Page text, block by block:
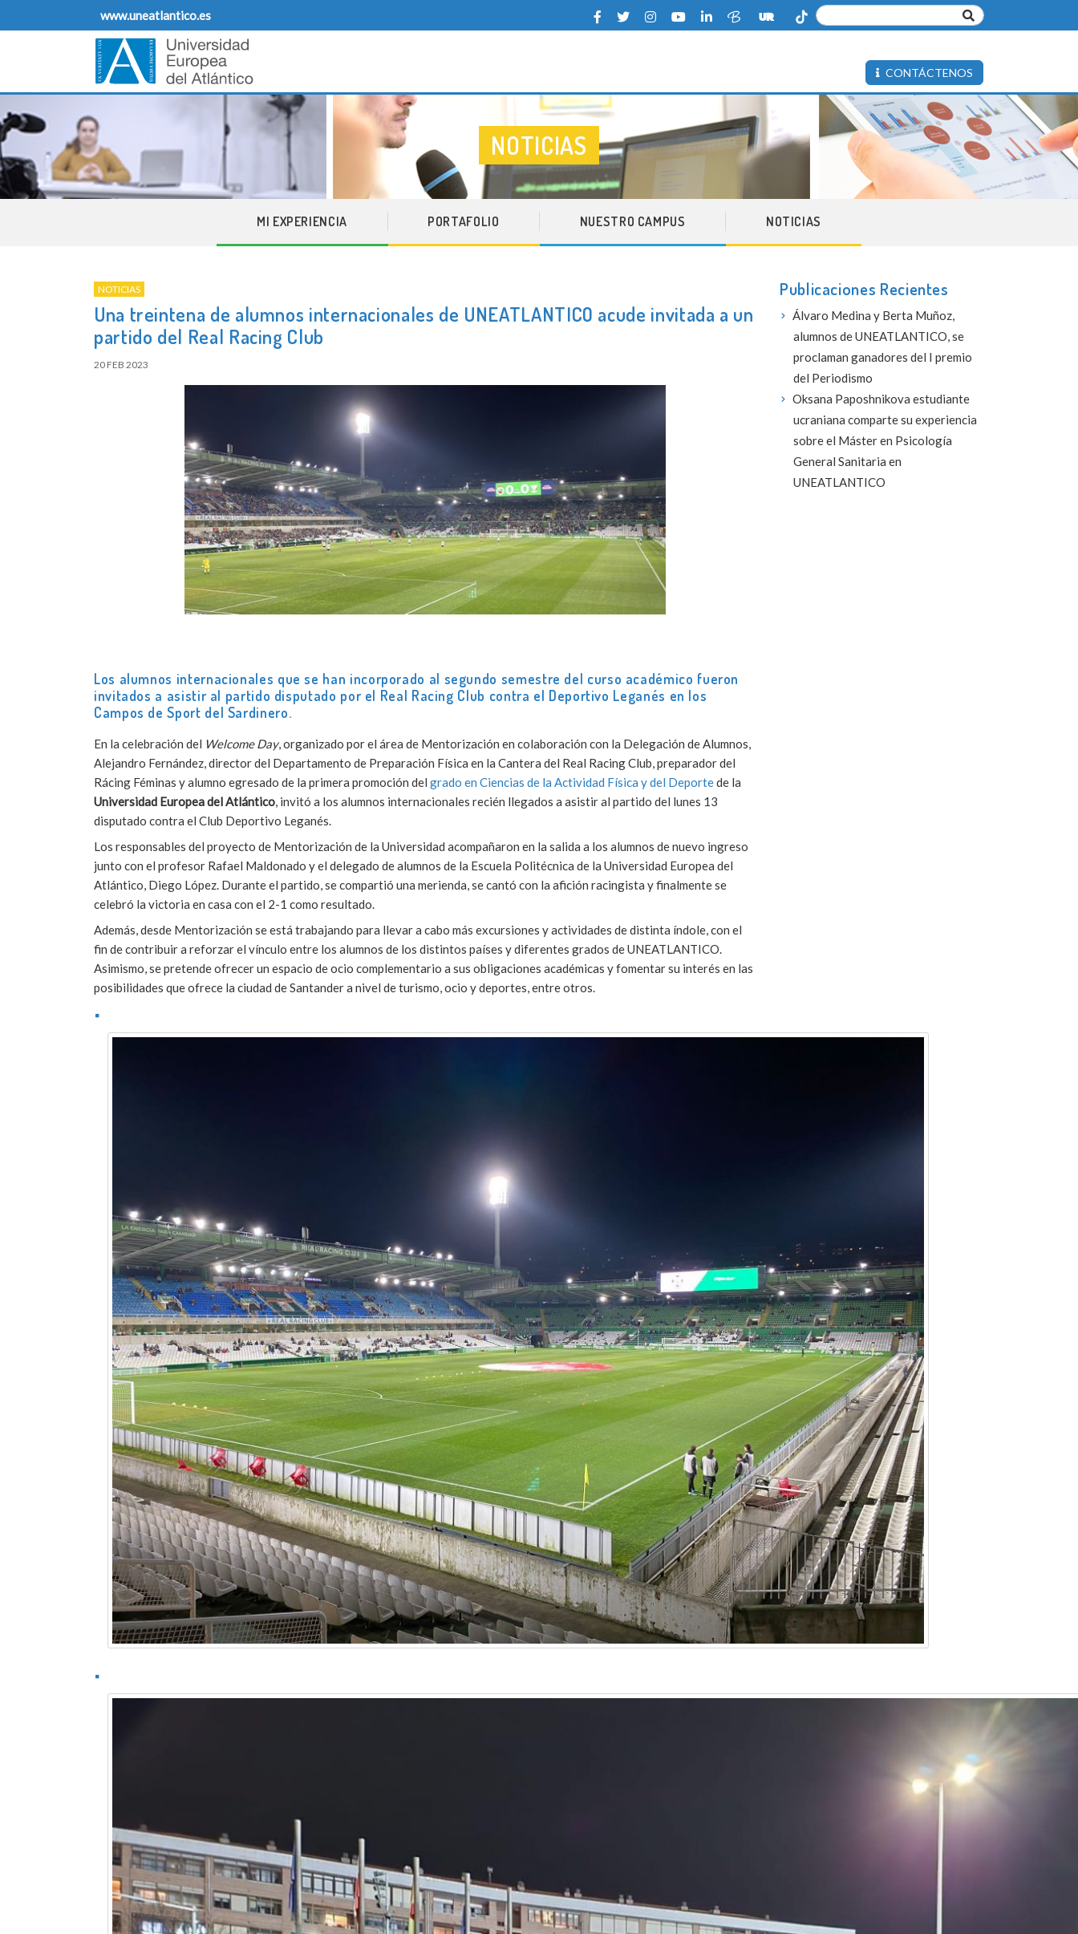
www.uneatlantico.es
Vida Universitaria
Bienvenidos al Blog oficial de la Universidad Europea del Atlántico
CONTÁCTENOS
MI EXPERIENCIA PORTAFOLIO NUESTRO CAMPUS NOTICIAS
NOTICIAS
NOTICIAS
Una treintena de alumnos internacionales de UNEATLANTICO acude invitada a un
partido del Real Racing Club
20 FEB 2023
Los alumnos internacionales que se han incorporado al segundo semestre del curso académico fueron
invitados a asistir al partido disputado por el Real Racing Club contra el Deportivo Leganés en los
Campos de Sport del Sardinero.
En la celebración del Welcome Day, organizado por el área de Mentorización en colaboración con la Delegación de Alumnos,
Alejandro Fernández, director del Departamento de Preparación Física en la Cantera del Real Racing Club, preparador del
Rácing Féminas y alumno egresado de la primera promoción del grado en Ciencias de la Actividad Física y del Deportede la
Universidad Europea del Atlántico , invitó a los alumnos internacionales recién llegados a asistir al partido del lunes 13
disputado contra el Club Deportivo Leganés.
Los responsables del proyecto de Mentorización de la Universidad acompañaron en la salida a los alumnos de nuevo ingreso
junto con el profesor Rafael Maldonado y el delegado de alumnos de la Escuela Politécnica de la Universidad Europea del
Atlántico, Diego López. Durante el partido, se compartió una merienda, se cantó con la afición racingista y finalmente se
celebró la victoria en casa con el 2-1 como resultado.
Además, desde Mentorización se está trabajando para llevar a cabo más excursiones y actividades de distinta índole, con el
fin de contribuir a reforzar el vínculo entre los alumnos de los distintos países y diferentes grados de UNEATLANTICO.
Asimismo, se pretende ofrecer un espacio de ocio complementario a sus obligaciones académicas y fomentar su interés en las
posibilidades que ofrece la ciudad de Santander a nivel de turismo, ocio y deportes, entre otros.
Publicaciones Recientes
Álvaro Medina y Berta Muñoz,
alumnos de UNEATLANTICO, se
proclaman ganadores del I premio
del Periodismo
Oksana Paposhnikova estudiante
ucraniana comparte su experiencia
sobre el Máster en Psicología
General Sanitaria en
UNEATLANTICO